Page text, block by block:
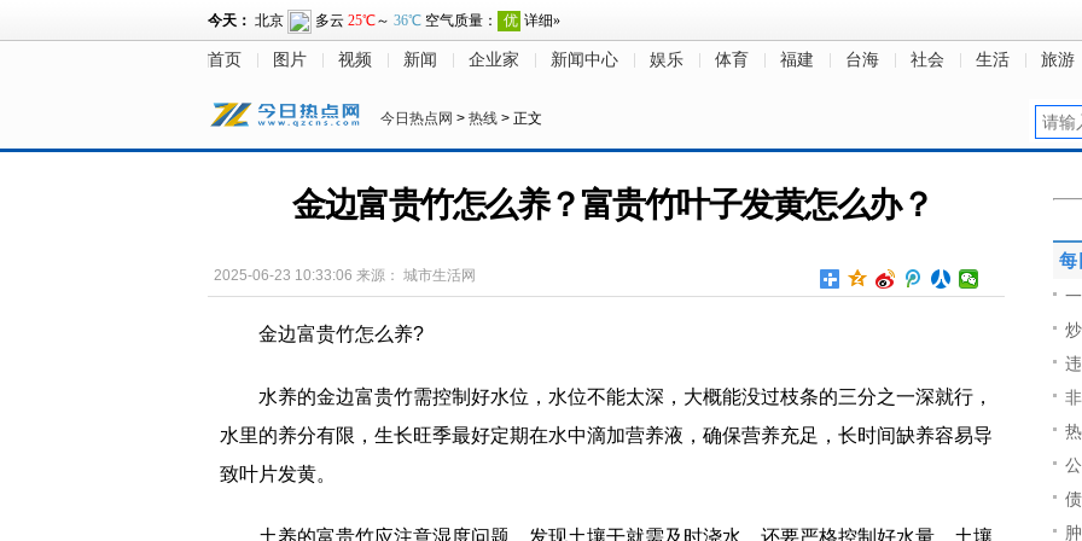
首页 图片 视频 新闻 企业家 新闻中心 娱乐 体育 福建 台海 社会 生活 旅游
今日热点网 > 热线 > 正文
金边富贵竹怎么养？富贵竹叶子发黄怎么办？
2025-06-23 10:33:06 来源： 城市生活网
金边富贵竹怎么养?
水养的金边富贵竹需控制好水位，水位不能太深，大概能没过枝条的三分之一深就行，
水里的养分有限，生长旺季最好定期在水中滴加营养液，确保营养充足，长时间缺养容易导
致叶片发黄。
土养的富贵竹应注意湿度问题，发现土壤干就需及时浇水，还要严格控制好水量，土壤
每